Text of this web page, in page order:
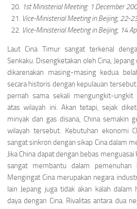
1st Ministerial Meeting: 1 December
Vice-Ministerial Meeting in Beijing, 22-
Vice-Ministerial Meeting in Beijing, 14
Laut Cina Timur sangat terkenal
Senkaku. Disengketakan oleh Cina,
dikarenakan masing-masing kedua
secara historis dengan kepulauan
pernah sama sekali mengungkit-ungkit
atas wilayah ini. Akan tetapi, sejak
minyak dan gas disana, China semakin
wilayah tersebut. Kebutuhan ekonomi
sangat sinkron dengan sikap Cina dalam
Jika China dapat dengan bebas menguasai
sangat membantu dalam pemenuhan
Mengingat Cina merupakan negara
lain Jepang juga tidak akan kalah
daya dengan Cina. Rivalitas antara dua